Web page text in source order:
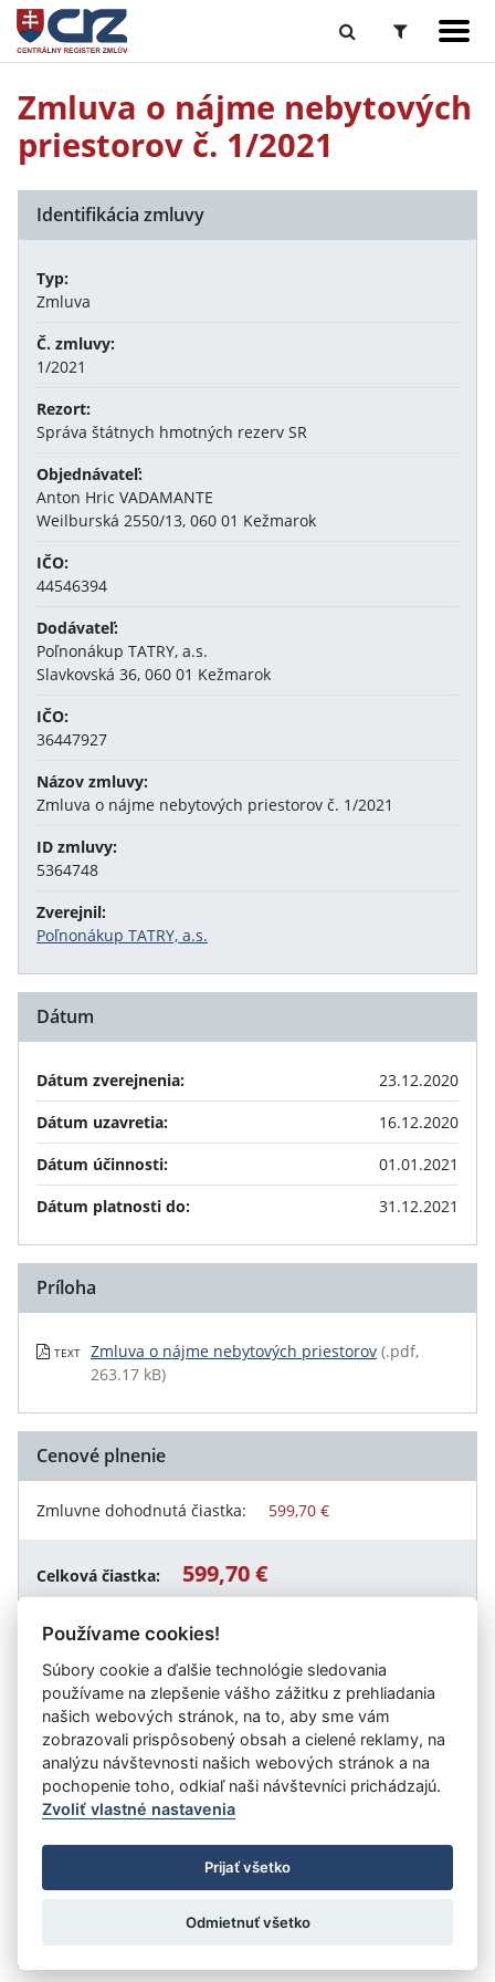
Zmluva o nájme nebytových
priestorov č. 1/2021
Identifikácia zmluvy
Typ:
Zmluva
Č. zmluvy:
1/2021
Rezort:
Správa štátnych hmotných rezerv SR
Objednávateľ:
Anton Hric VADAMANTE
Weilburská 2550/13, 060 01 Kežmarok
IČO:
44546394
Dodávateľ:
Poľnonákup TATRY, a.s.
Slavkovská 36, 060 01 Kežmarok
IČO:
36447927
Názov zmluvy:
Zmluva o nájme nebytových priestorov č. 1/2021
ID zmluvy:
5364748
Zverejnil:
Poľnonákup TATRY, a.s.
Dátum
Dátum zverejnenia:
23.12.2020
Dátum uzavretia:
16.12.2020
Dátum účinnosti:
01.01.2021
Dátum platnosti do:
31.12.2021
Príloha
TEXT Zmluva o nájme nebytových priestorov (.pdf,
263.17 kB)
Cenové plnenie
Zmluvne dohodnutá čiastka: 599,70 €
Celková čiastka: 599,70 €
Návrat späť
Vystavil:Poľnonákup TATRY, a.s.
Úrad vlády SR
- Všetky práva vyhradené
Prehlásenie o prístupnosti
Zmluvy do 31.12.2010
Nastavenia cookies
: Aglo Solutions
Používame cookies!
Súbory cookie a ďalšie technológie sledovania
používame na zlepšenie vášho zážitku z prehliadania
našich webových stránok, na to, aby sme vám
zobrazovali prispôsobený obsah a cielené reklamy, na
analýzu návštevnosti našich webových stránok a na
pochopenie toho, odkiaľ naši návštevníci prichádzajú.
Zvoliť vlastné nastavenia
Prijať všetko
Odmietnuť všetko